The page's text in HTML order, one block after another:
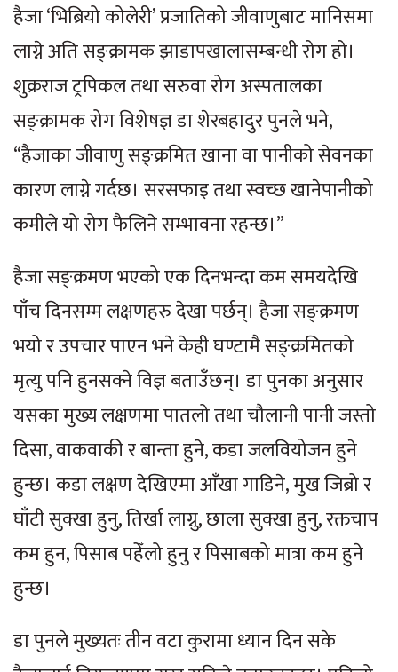
हैजा ‘भिब्रियो कोलेरी’ प्रजातिको जीवाणुबाट मानिसमा
लाग्ने अति सङ्क्रामक झाडापखालासम्बन्धी रोग हो।
शुक्रराज ट्रपिकल तथा सरुवा रोग अस्पतालका
सङ्क्रामक रोग विशेषज्ञ डा शेरबहादुर पुनले भने,
“हैजाका जीवाणु सङ्क्रमित खाना वा पानीको सेवनका
कारण लाग्ने गर्दछ। सरसफाइ तथा स्वच्छ खानेपानीको
कमीले यो रोग फैलिने सम्भावना रहन्छ।”
हैजा सङ्क्रमण भएको एक दिनभन्दा कम समयदेखि
पाँच दिनसम्म लक्षणहरु देखा पर्छन्। हैजा सङ्क्रमण
भयो र उपचार पाएन भने केही घण्टामै सङ्क्रमितको
मृत्यु पनि हुनसक्ने विज्ञ बताउँछन्। डा पुनका अनुसार
यसका मुख्य लक्षणमा पातलो तथा चौलानी पानी जस्तो
दिसा, वाकवाकी र बान्ता हुने, कडा जलवियोजन हुने
हुन्छ। कडा लक्षण देखिएमा आँखा गाडिने, मुख जिब्रो र
घाँटी सुक्खा हुनु, तिर्खा लाग्नु, छाला सुक्खा हुनु, रक्तचाप
कम हुन, पिसाब पहेँलो हुनु र पिसाबको मात्रा कम हुने
हुन्छ।
डा पुनले मुख्यतः तीन वटा कुरामा ध्यान दिन सके